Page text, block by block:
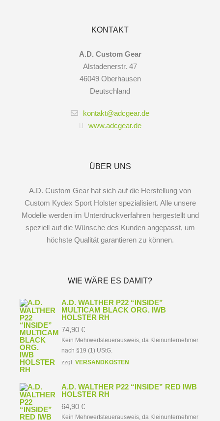
KONTAKT
A.D. Custom Gear
Alstadenerstr. 47
46049 Oberhausen
Deutschland
kontakt@adcgear.de
www.adcgear.de
ÜBER UNS
A.D. Custom Gear hat sich auf die Herstellung von
Custom Kydex Sport Holster spezialisiert. Alle unsere
Modelle werden im Unterdruckverfahren hergestellt und
speziell auf die Wünsche des Kunden angepasst, um
höchste Qualität garantieren zu können.
WIE WÄRE ES DAMIT?
A.D. WALTHER P22 “INSIDE”
MULTICAM BLACK ORG. IWB
HOLSTER RH
74,90 €
Kein Mehrwertsteuerausweis, da Kleinunternehmer
nach §19 (1) UStG.
zzgl. VERSANDKOSTEN
A.D. WALTHER P22 “INSIDE” RED IWB
HOLSTER RH
64,90 €
Kein Mehrwertsteuerausweis, da Kleinunternehmer